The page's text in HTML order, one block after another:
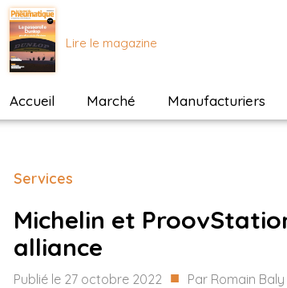
Lire le magazine
Accueil Marché Manufacturiers
Services
Michelin et
alliance
Publié le 27 octobre 2022 ■ Par Romain Baly